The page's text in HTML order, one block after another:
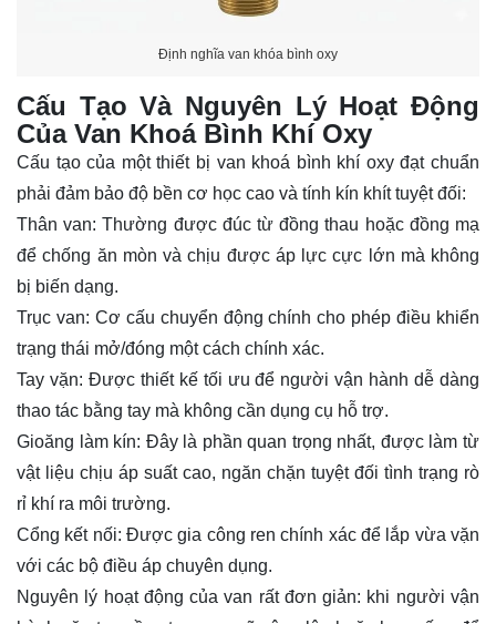
Định nghĩa van khóa bình oxy
Cấu Tạo Và Nguyên Lý Hoạt Động
Của Van Khoá Bình Khí Oxy
Cấu tạo của một thiết bị van khoá bình khí oxy đạt chuẩn
phải đảm bảo độ bền cơ học cao và tính kín khít tuyệt đối:
Thân van: Thường được đúc từ đồng thau hoặc đồng mạ
để chống ăn mòn và chịu được áp lực cực lớn mà không
bị biến dạng.
Trục van: Cơ cấu chuyển động chính cho phép điều khiển
trạng thái mở/đóng một cách chính xác.
Tay vặn: Được thiết kế tối ưu để người vận hành dễ dàng
thao tác bằng tay mà không cần dụng cụ hỗ trợ.
Gioăng làm kín: Đây là phần quan trọng nhất, được làm từ
vật liệu chịu áp suất cao, ngăn chặn tuyệt đối tình trạng rò
rỉ khí ra môi trường.
Cổng kết nối: Được gia công ren chính xác để lắp vừa vặn
với các bộ điều áp chuyên dụng.
Nguyên lý hoạt động của van rất đơn giản: khi người vận